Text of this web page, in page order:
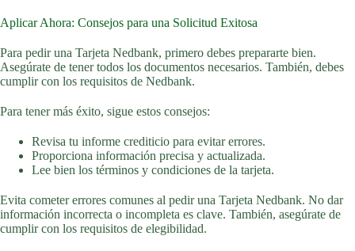
Aplicar Ahora: Consejos para una Solicitud Exitosa
Para pedir una Tarjeta Nedbank, primero debes prepararte bien.
Asegúrate de tener todos los documentos necesarios. También, debes
cumplir con los requisitos de Nedbank.
Para tener más éxito, sigue estos consejos:
Revisa tu informe crediticio para evitar errores.
Proporciona información precisa y actualizada.
Lee bien los términos y condiciones de la tarjeta.
Evita cometer errores comunes al pedir una Tarjeta Nedbank. No dar
información incorrecta o incompleta es clave. También, asegúrate de
cumplir con los requisitos de elegibilidad.